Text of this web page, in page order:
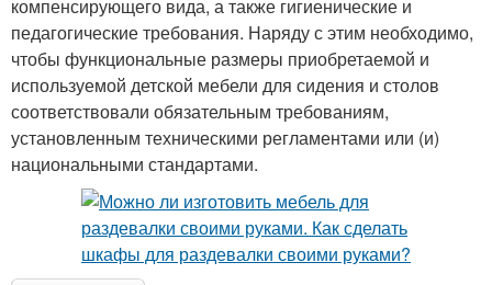
компенсирующего вида, а также гигиенические и
педагогические требования. Наряду с этим необходимо,
чтобы функциональные размеры приобретаемой и
используемой детской мебели для сидения и столов
соответствовали обязательным требованиям,
установленным техническими регламентами или (и)
национальными стандартами.